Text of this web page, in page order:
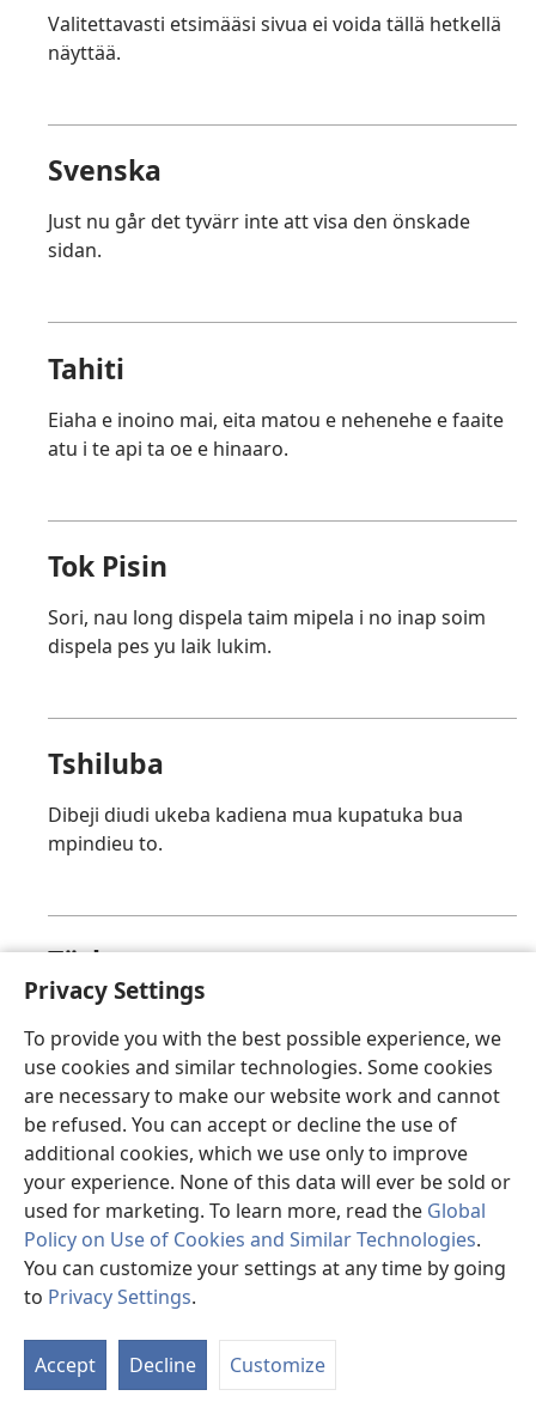
Privacy Settings
To provide you with the best possible experience, we
use cookies and similar technologies. Some cookies
are necessary to make our website work and cannot
be refused. You can accept or decline the use of
additional cookies, which we use only to improve
your experience. None of this data will ever be sold or
used for marketing. To learn more, read the Global
Policy on Use of Cookies and Similar Technologies.
You can customize your settings at any time by going
to Privacy Settings.
Accept Decline Customize
Valitettavasti etsimääsi sivua ei voida tällä hetkellä
näyttää.
Svenska
Just nu går det tyvärr inte att visa den önskade
sidan.
Tahiti
Eiaha e inoino mai, eita matou e nehenehe e faaite
atu i te api ta oe e hinaaro.
Tok Pisin
Sori, nau long dispela taim mipela i no inap soim
dispela pes yu laik lukim.
Tshiluba
Dibeji diudi ukeba kadiena mua kupatuka bua
mpindieu to.
Türkçe
Üzgünüz, bu sayfa şu anda görüntülenemiyor.
valencià
Ho sentim, en este moment la pàgina que busques
no està disponible.
Hiện trang mà bạn yêu cầu không thể hiển thị.